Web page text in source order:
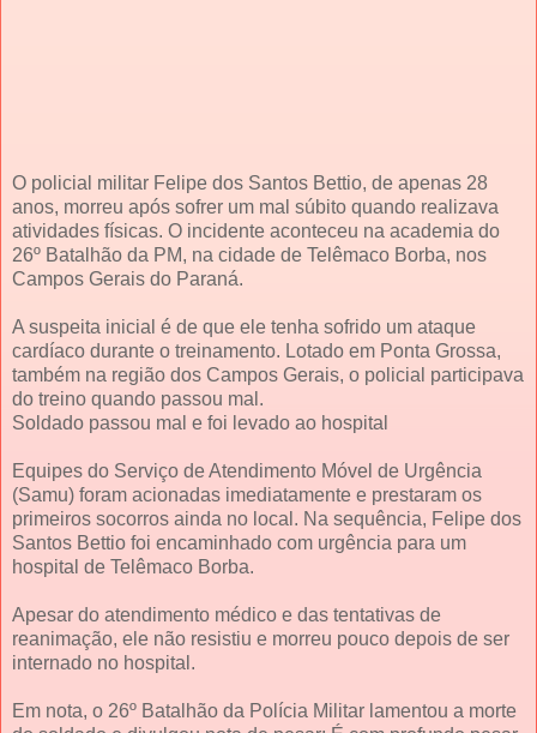
O policial militar Felipe dos Santos Bettio, de apenas 28
anos, morreu após sofrer um mal súbito quando realizava
atividades físicas. O incidente aconteceu na academia do
26º Batalhão da PM, na cidade de Telêmaco Borba, nos
Campos Gerais do Paraná.
A suspeita inicial é de que ele tenha sofrido um ataque
cardíaco durante o treinamento. Lotado em Ponta Grossa,
também na região dos Campos Gerais, o policial participava
do treino quando passou mal.
Soldado passou mal e foi levado ao hospital
Equipes do Serviço de Atendimento Móvel de Urgência
(Samu) foram acionadas imediatamente e prestaram os
primeiros socorros ainda no local. Na sequência, Felipe dos
Santos Bettio foi encaminhado com urgência para um
hospital de Telêmaco Borba.
Apesar do atendimento médico e das tentativas de
reanimação, ele não resistiu e morreu pouco depois de ser
internado no hospital.
Em nota, o 26º Batalhão da Polícia Militar lamentou a morte